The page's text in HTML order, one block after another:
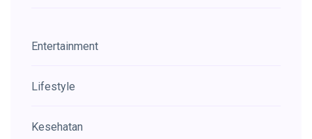
Entertainment
Lifestyle
Kesehatan